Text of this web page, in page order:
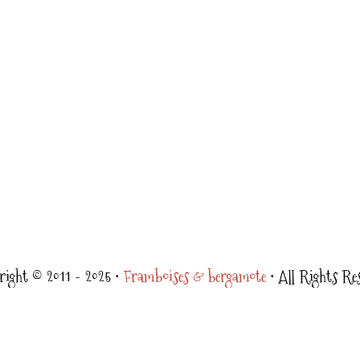
© 2011 - 2025 • Framboises & bergamote • All Rights